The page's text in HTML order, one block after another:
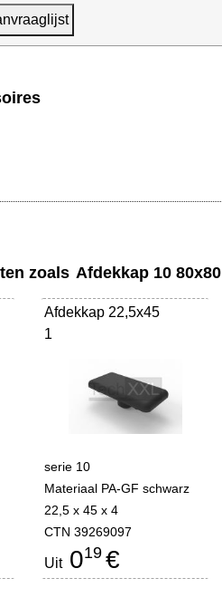
zoals Afdekkap 10 80x80
Afdekkap 22,5x45
1
serie 10
Materiaal PA-GF schwarz
22,5 x 45 x 4
CTN 39269097
Uit019 €